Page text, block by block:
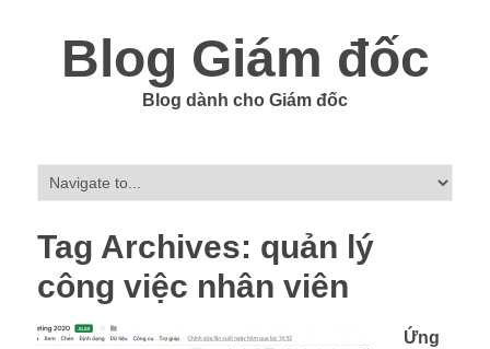
Blog Giám đốc
Blog dành cho Giám đốc
Tag Archives: quản lý
công việc nhân viên
Ứng